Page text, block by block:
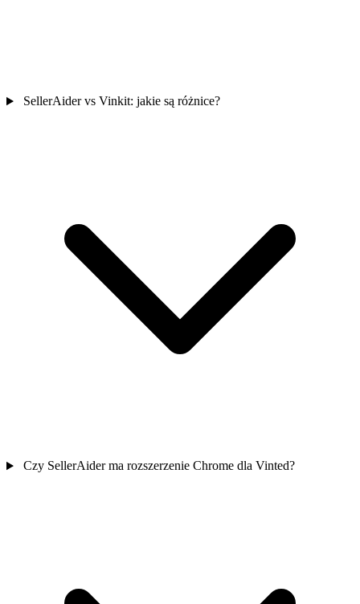
SellerAider vs Vinkit: jakie są różnice?
Czy SellerAider ma rozszerzenie Chrome dla Vinted?